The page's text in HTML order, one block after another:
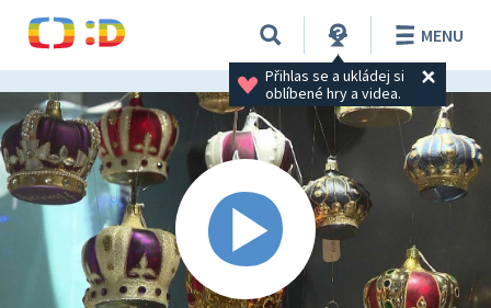
Přihlas se a ukládej si
oblíbené hry a videa.
MENU